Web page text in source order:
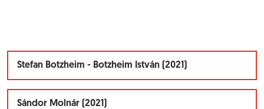
Stefan Botzheim - Botzheim István (2021)
Sándor Molnár (2021)